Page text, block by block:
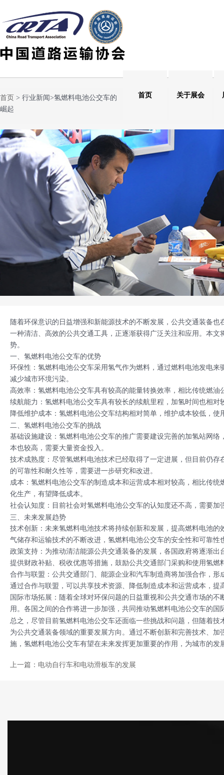
首页 关于展会
首页 > 行业新闻>氢燃料电池公交车的
崛起
随着环保意识的日益增强和新能源技术的不断发展，公共交通装备
一种清洁、高效的公共交通工具，正逐渐获得广泛关注和应用。本
势。
一、氢燃料电池公交车的优势
环保性：氢燃料电池公交车采用氢气作为燃料，通过燃料电池发电
减少城市环境污染。
高效率：氢燃料电池公交车具有较高的能量转换效率，相比传统燃
续航能力：氢燃料电池公交车具有较长的续航里程，加氢时间也相
降低维护成本：氢燃料电池公交车结构相对简单，维护成本较低，使
二、氢燃料电池公交车的挑战
基础设施建设：氢燃料电池公交车的推广需要建设完善的加氢站网
本也较高，需要大量资金投入。
技术成熟度：尽管氢燃料电池技术已经取得了一定进展，但目前仍
的可靠性和耐久性等，需要进一步研究和改进。
成本：氢燃料电池公交车的制造成本和运营成本相对较高，相比传
化生产，有望降低成本。
社会认知度：目前社会对氢燃料电池公交车的认知度还不高，需要
三、未来发展趋势
技术创新：未来氢燃料电池技术将持续创新和发展，提高燃料电池
气储存和运输技术的不断改进，氢燃料电池公交车的安全性和可靠性
政策支持：为推动清洁能源公共交通装备的发展，各国政府将逐渐
提供财政补贴、税收优惠等措施，鼓励公共交通部门采购和使用氢燃
合作与联盟：公共交通部门、能源企业和汽车制造商将加强合作，
通过合作与联盟，可以共享技术资源、降低制造成本和运营成本，提
国际市场拓展：随着全球对环保问题的日益重视和公共交通市场的
用。各国之间的合作将进一步加强，共同推动氢燃料电池公交车的国
总之，尽管目前氢燃料电池公交车还面临一些挑战和问题，但随着
为公共交通装备领域的重要发展方向。通过不断创新和完善技术、
施，氢燃料电池公交车有望在未来发挥更加重要的作用，为城市的
上一篇：电动自行车和电动滑板车的发展